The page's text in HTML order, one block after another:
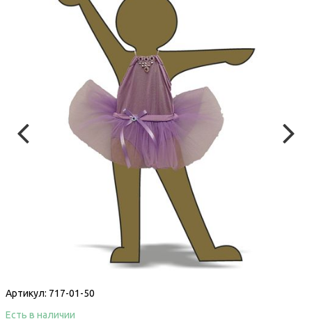
Артикул: 717-01-50
Есть в наличии